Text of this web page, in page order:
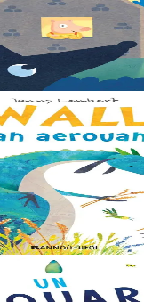
petits cochons qui
chacun d’avoir sa
en quête d'une
parfaite, elle n'est pas
de...